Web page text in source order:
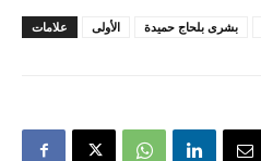
علامات الأولى بشرى بلحاج حميدة